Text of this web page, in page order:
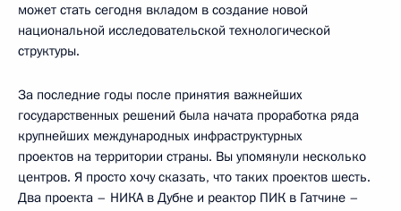
может стать сегодня вкладом в создание новой
национальной исследовательской технологической
структуры.
За последние годы после принятия важнейших
государственных решений была начата проработка ряда
крупнейших международных инфраструктурных
проектов на территории страны. Вы упомянули несколько
центров. Я просто хочу сказать, что таких проектов шесть.
Два проекта – НИКА в Дубне и реактор ПИК в Гатчине –